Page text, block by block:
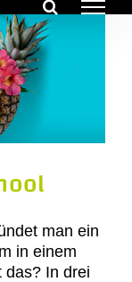
man ein
in einem
das? In drei